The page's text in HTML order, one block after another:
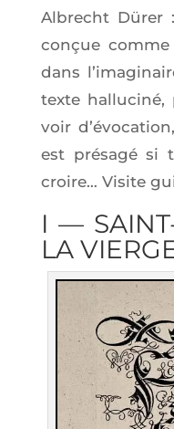
Albrecht Dürer
conçue
dans
texte
voir
est pré­sa­gé si
croire… Visite
I —
LA